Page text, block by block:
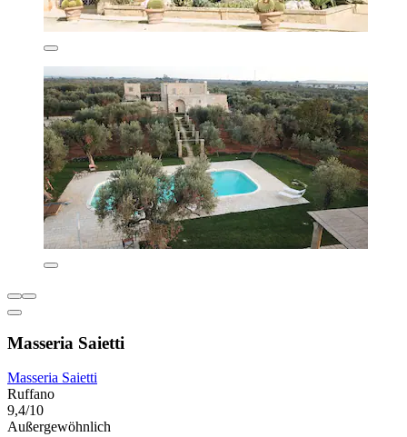
Masseria Saietti
Masseria Saietti
Ruffano
9,4/10
Außergewöhnlich